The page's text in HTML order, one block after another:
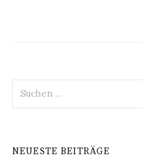
nach:
NEUESTE BEITRÄGE